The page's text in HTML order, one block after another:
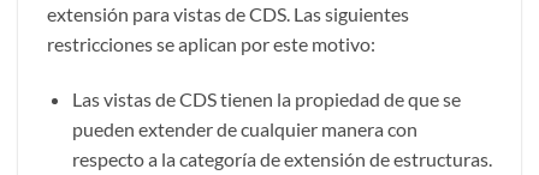
extensión para vistas de CDS. Las siguientes
restricciones se aplican por este motivo:
Las vistas de CDS tienen la propiedad de que se
pueden extender de cualquier manera con
respecto a la categoría de extensión de estructuras.